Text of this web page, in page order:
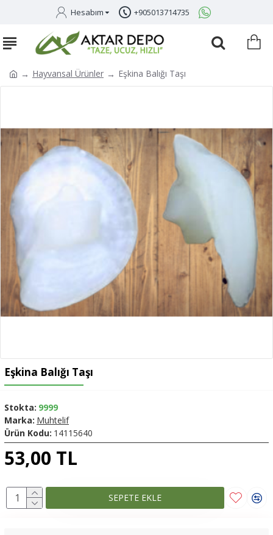
Hesabım +905013714735
Hayvansal Ürünler Eşkina Balığı Taşı
Eşkina Balığı Taşı
53,00 TL
Stokta: 9999
Marka: Muhtelif
Ürün Kodu: 14115640
SEPETE EKLE